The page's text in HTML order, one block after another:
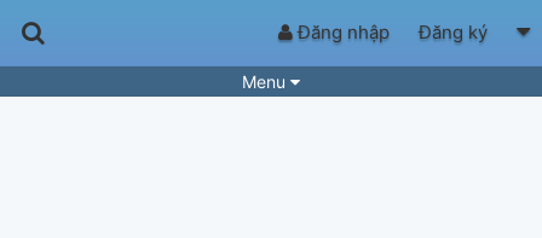
Đăng nhập Đăng ký
Menu